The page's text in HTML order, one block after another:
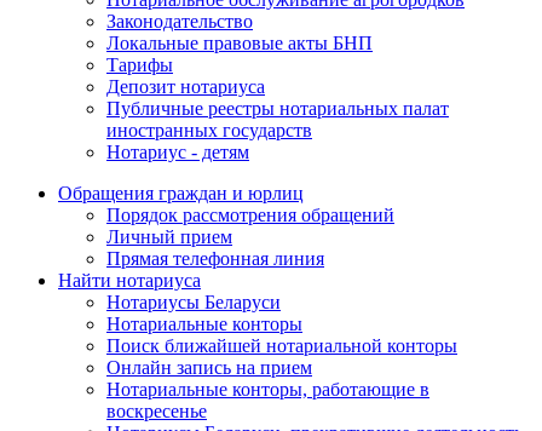
Законодательство
Локальные правовые акты БНП
Тарифы
Депозит нотариуса
Публичные реестры нотариальных палат
иностранных государств
Нотариус - детям
Обращения граждан и юрлиц
Порядок рассмотрения обращений
Личный прием
Прямая телефонная линия
Найти нотариуса
Нотариусы Беларуси
Нотариальные конторы
Поиск ближайшей нотариальной конторы
Онлайн запись на прием
Нотариальные конторы, работающие в
воскресенье